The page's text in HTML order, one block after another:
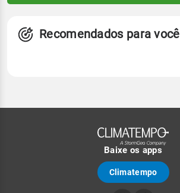
Recomendados para você
Baixe os apps
Climatempo